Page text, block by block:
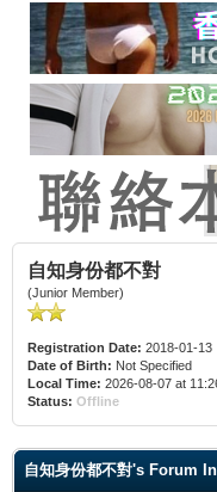
自知身份都不對
(Junior Member)
Registration Date: 2018-01-13
Date of Birth: Not Specified
Local Time: 2026-08-07 at
Status: Offline
自知身份都不對's Forum